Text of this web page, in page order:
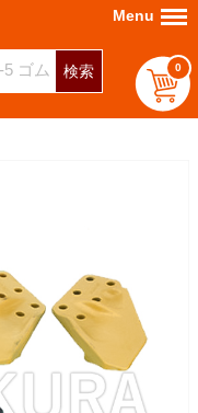
検索 0
Menu Menu